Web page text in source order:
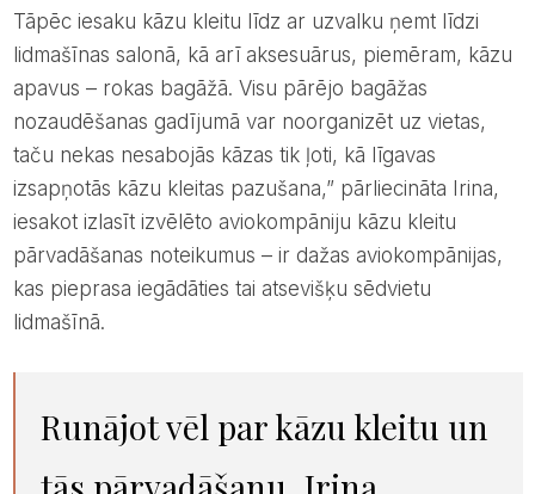
Tāpēc iesaku kāzu kleitu līdz ar uzvalku ņemt līdzi
lidmašīnas salonā, kā arī aksesuārus, piemēram, kāzu
apavus – rokas bagāžā. Visu pārējo bagāžas
nozaudēšanas gadījumā var noorganizēt uz vietas,
taču nekas nesabojās kāzas tik ļoti, kā līgavas
izsapņotās kāzu kleitas pazušana,” pārliecināta Irina,
iesakot izlasīt izvēlēto aviokompāniju kāzu kleitu
pārvadāšanas noteikumus – ir dažas aviokompānijas,
kas pieprasa iegādāties tai atsevišķu sēdvietu
lidmašīnā.
Runājot vēl par kāzu kleitu un